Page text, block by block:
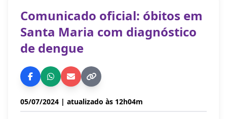
Comunicado oficial: óbitos em
Santa Maria com diagnóstico
de dengue
05/07/2024 | atualizado às 12h04m